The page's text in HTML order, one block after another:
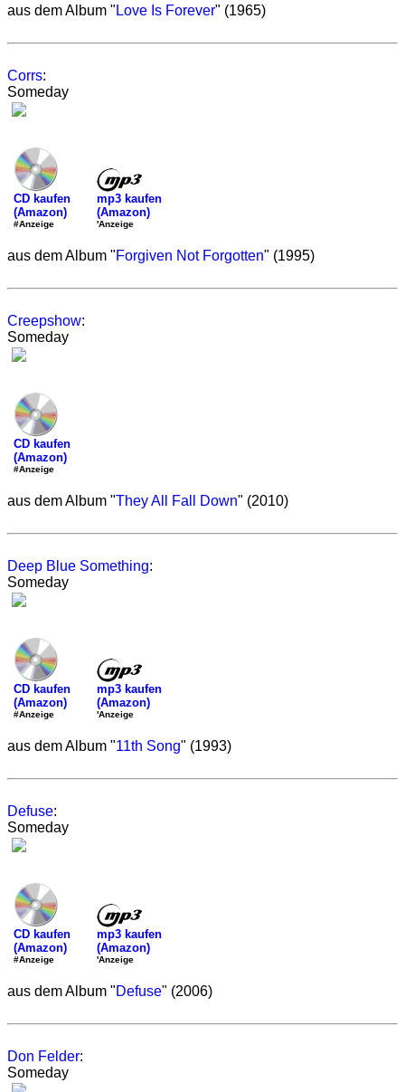
aus dem Album " Love Is Forever" (1965)
Corrs:
Someday
CD kaufen
(Amazon)
#Anzeige
mp3 kaufen
(Amazon)
'Anzeige
aus dem Album "Forgiven Not Forgotten" (1995)
Creepshow:
Someday
CD kaufen
(Amazon)
#Anzeige
aus dem Album "They All Fall Down" (2010)
Deep Blue Something:
Someday
CD kaufen
(Amazon)
#Anzeige
mp3 kaufen
(Amazon)
'Anzeige
aus dem Album "11th Song" (1993)
Defuse:
Someday
CD kaufen
(Amazon)
#Anzeige
mp3 kaufen
(Amazon)
'Anzeige
aus dem Album "Defuse" (2006)
Don Felder:
Someday